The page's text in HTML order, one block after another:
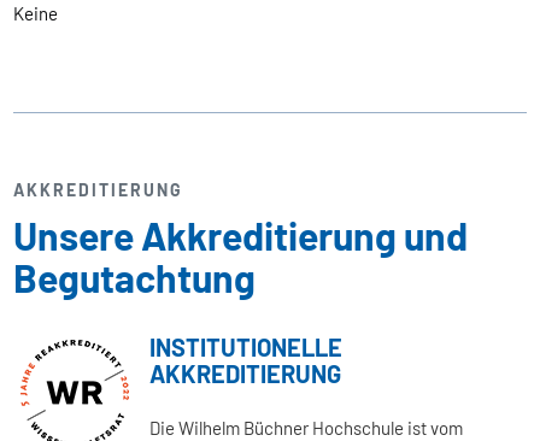
Keine
AKKREDITIERUNG
Unsere Akkreditierung und
Begutachtung
INSTITUTIONELLE
AKKREDITIERUNG
Die Wilhelm Büchner Hochschule ist vom